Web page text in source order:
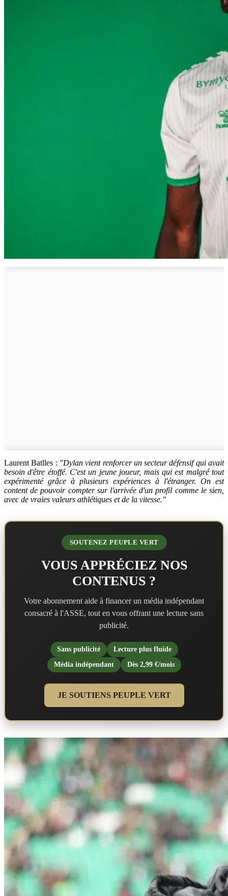
Laurent Batlles : "Dylan vient renforcer un secteur défensif qui avait
besoin d'être étoffé. C'est un jeune joueur, mais qui est malgré tout
expérimenté grâce à plusieurs expériences à l'étranger. On est
content de pouvoir compter sur l'arrivée d'un profil comme le sien,
avec de vraies valeurs athlétiques et de la vitesse."
SOUTENEZ PEUPLE VERT
VOUS APPRÉCIEZ NOS
CONTENUS ?
Votre abonnement aide à financer un média indépendant
consacré à l'ASSE, tout en vous offrant une lecture sans
publicité.
Sans publicité
Lecture plus fluide
Média indépendant
Dès 2,99 €/mois
JE SOUTIENS PEUPLE VERT